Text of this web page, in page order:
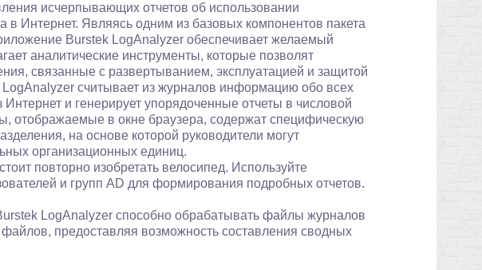
исчерпывающих отчетов об использовании
в Интернет. Являясь одним из базовых компонентов пакета
Burstek LogAnalyzer обеспечивает желаемый
аналитические инструменты, которые позволят
связанные с развертыванием, эксплуатацией и защитой
считывает из журналов информацию обо всех
и генерирует упорядоченные отчеты в числовой
отображаемые в окне браузера, содержат специфическую
на основе которой руководители могут
организационных единиц.
повторно изобретать велосипед. Используйте
и групп AD для формирования подробных отчетов.
LogAnalyzer способно обрабатывать файлы журналов
предоставляя возможность составления сводных